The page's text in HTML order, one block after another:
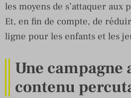
les moyens de s’attaquer aux
Et, en fin de compte, de
ligne pour les enfants et les
Une campagne
contenu